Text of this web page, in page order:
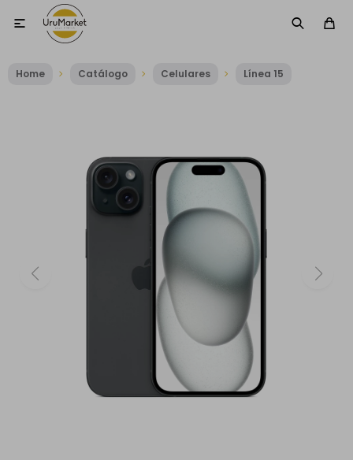

Home Catálogo Celulares Línea 15